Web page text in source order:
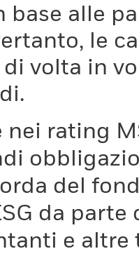
alle
le
volta in
nei rating
del
da parte
e